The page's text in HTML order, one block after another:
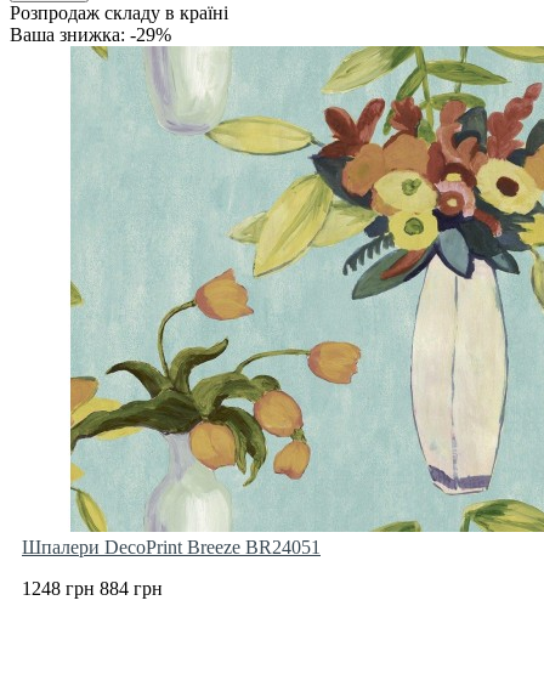
Розпродаж складу в країні
Ваша знижка: -29%
Шпалери DecoPrint Breeze BR24051
1248 грн 884 грн